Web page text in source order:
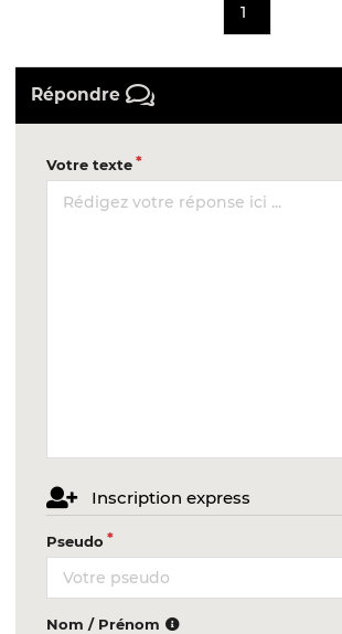
1
Répondre
Votre texte
Inscription express
Pseudo
Nom / Prénom